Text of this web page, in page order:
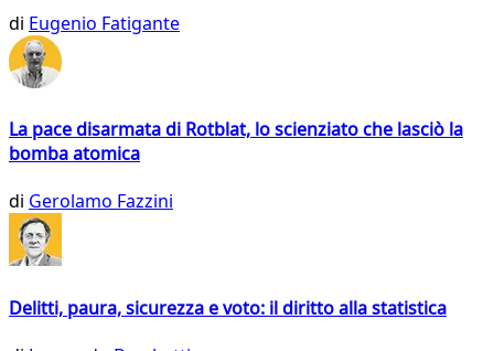
di Eugenio Fatigante
La pace disarmata di Rotblat, lo scienziato che lasciò la
bomba atomica
di Gerolamo Fazzini
Delitti, paura, sicurezza e voto: il diritto alla statistica